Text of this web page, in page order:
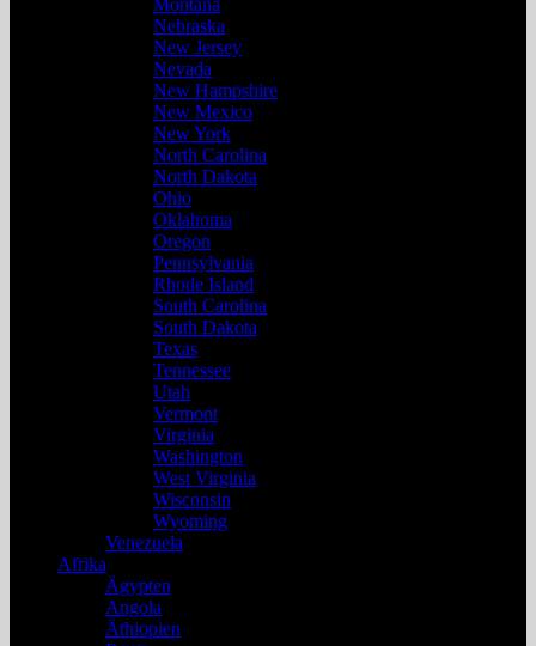
Montana
Nebraska
New Jersey
Nevada
New Hampshire
New Mexico
New York
North Carolina
North Dakota
Ohio
Oklahoma
Oregon
Pennsylvania
Rhode Island
South Carolina
South Dakota
Texas
Tennessee
Utah
Vermont
Virginia
Washington
West Virginia
Wisconsin
Wyoming
Venezuela
Afrika
Ägypten
Angola
Äthiopien